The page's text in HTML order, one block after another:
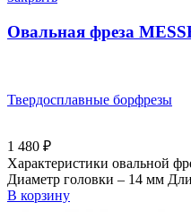
Овальная фреза
Твердосплавные борфрезы
1 480 ₽
Характеристики овальной
Диаметр головки – 14 мм
В корзину